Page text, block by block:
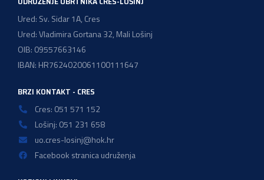
Ured: Sv. Sidar 1A, Cres
Ured: Vladimira Gortana 32, Mali Lošinj
OIB: 09557663146
IBAN: HR7624020061100111647
BRZI KONTAKT - CRES
Cres: 051 571 152
Lošinj: 051 231 658
uo.cres-losinj@hok.hr
Facebook stranica udruženja